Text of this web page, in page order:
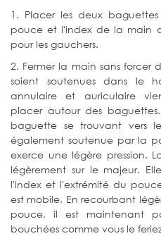
1. Placer les deux
pouce et l'index de la main
pour les gauchers.
2. Fermer la main sans forcer
soient soutenues dans le
annulaire et auriculaire
placer autour des
baguette se trouvant vers
également soutenue par la
exerce une légère pression.
légèrement sur le majeur.
l'index et l'extrémité du
est mobile. En recourbant
pouce, il est maintenant
bouchées comme vous le